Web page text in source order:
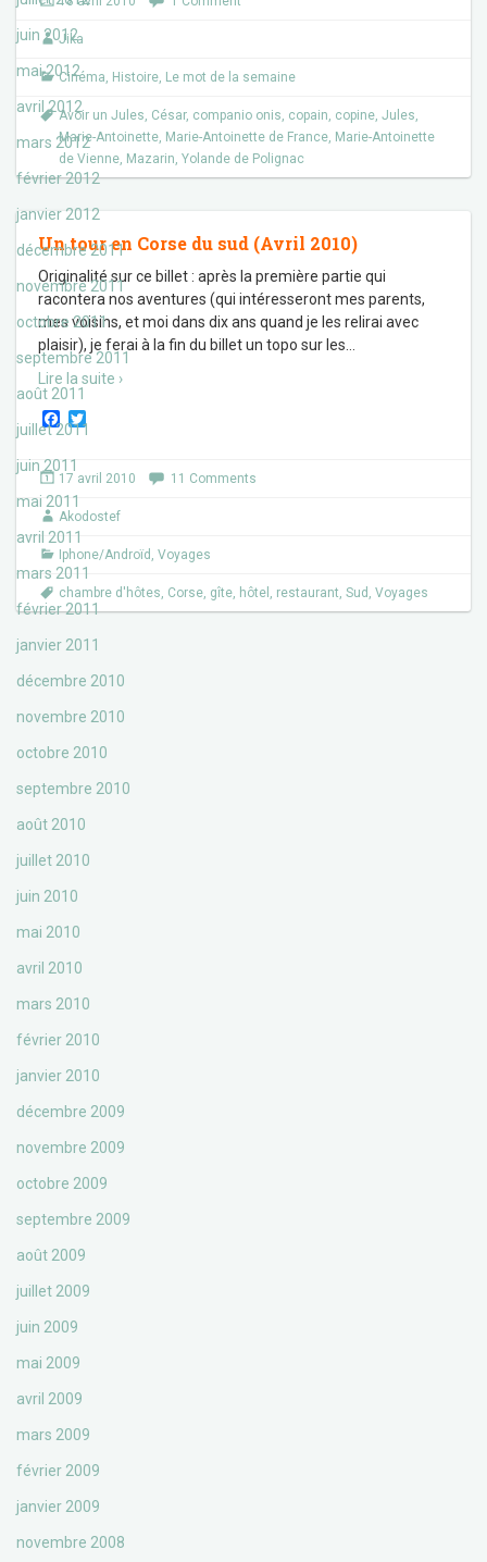
juin 2012
mai 2012
avril 2012
mars 2012
février 2012
janvier 2012
décembre 2011
novembre 2011
octobre 2011
septembre 2011
août 2011
juillet 2011
juin 2011
mai 2011
avril 2011
mars 2011
février 2011
janvier 2011
décembre 2010
novembre 2010
octobre 2010
septembre 2010
août 2010
juillet 2010
juin 2010
mai 2010
avril 2010
mars 2010
février 2010
janvier 2010
décembre 2009
novembre 2009
octobre 2009
septembre 2009
août 2009
juillet 2009
juin 2009
mai 2009
avril 2009
mars 2009
février 2009
janvier 2009
novembre 2008
b
o
o
k
t
Jika
Cinéma, Histoire, Le mot de la semaine
Avoir un Jules, César, companio onis, copain, copine, Jules,
Marie-Antoinette, Marie-Antoinette de France, Marie-Antoinette
de Vienne, Mazarin, Yolande de Polignac
Un tour en Corse du sud (Avril 2010)
Originalité sur ce billet : après la première partie qui
racontera nos aventures (qui intéresseront mes parents,
mes voisins, et moi dans dix ans quand je les relirai avec
plaisir), je ferai à la fin du billet un topo sur les
Lire la suite ›
F
a
e
b
o
o
k
w
t
r
17 avril 2010 11 Comments
Akodostef
Iphone/Androïd , Voyages
chambre d'hôtes, Corse, gîte, hôtel , restaurant, Sud , Voyages